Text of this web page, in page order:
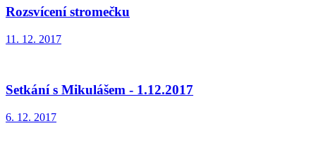
Rozsvícení stromečku
11. 12. 2017
Setkání s Mikulášem - 1.12.2017
6. 12. 2017